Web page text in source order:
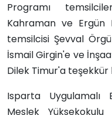
Programı
Kahraman ve Ergün
temsilcisi Şevval
İsmail Girgin'e ve
Dilek Timur'a
Isparta Uygulamalı
Meslek